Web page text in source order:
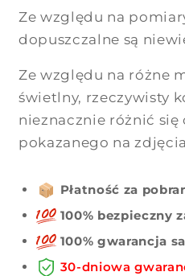
Ze względu na
dopuszczalne są
Ze względu na różne
świetlny, rzeczywisty
nieznacznie różnić się
pokazanego na
Płatność za
100% bezpieczny
100% gwarancja
30-dniowa